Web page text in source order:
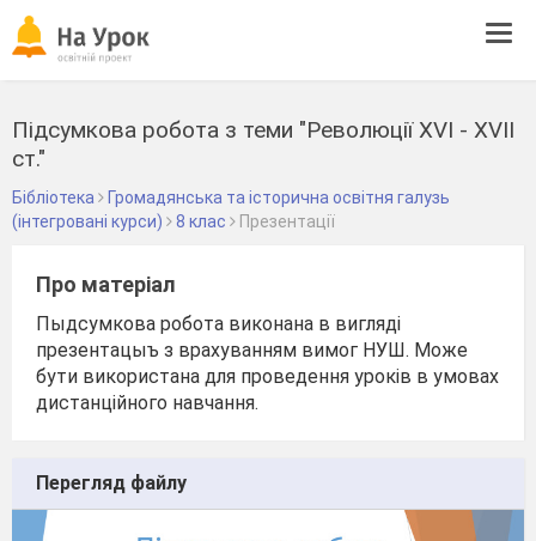
Підсумкова робота з теми "Революції XVI - XVII
cт."
Бібліотека
Громадянська та історична освітня галузь
(інтегровані курси)
8 клас Презентації
Про матеріал
Пыдсумкова робота виконана в вигляді
презентацыъ з врахуванням вимог НУШ. Може
бути використана для проведення уроків в умовах
дистанційного навчання.
Перегляд файлу